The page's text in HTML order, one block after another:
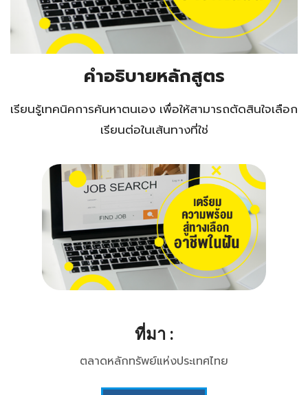
คำอธิบายหลักสูตร
เรียนรู้เทคนิคการค้นหาตนเอง เพื่อให้สามารถตัดสินใจเลือก
เรียนต่อในเส้นทางที่ใช่
ที่มา :
ตลาดหลักทรัพย์แห่งประเทศไทย